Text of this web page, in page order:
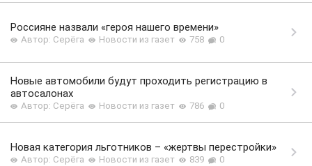
Россияне назвали «героя нашего времени»
Автор: Серёга Новости из газет 758 0
Новые автомобили будут проходить регистрацию в
автосалонах
Автор: Серёга Новости из газет 786 0
Новая категория льготников – «жертвы перестройки»
Автор: Серёга Новости из газет 839 0